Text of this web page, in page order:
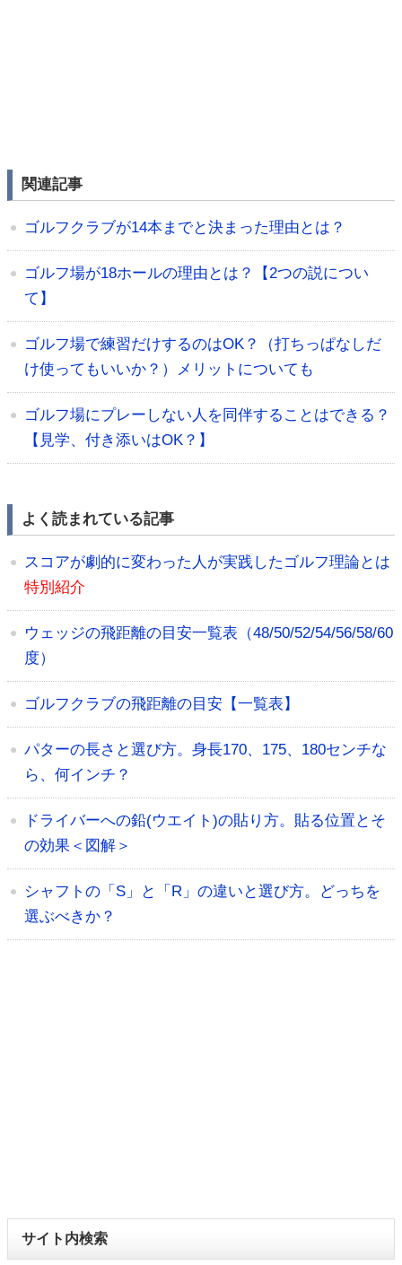
関連記事
ゴルフクラブが14本までと決まった理由とは？
ゴルフ場が18ホールの理由とは？【2つの説につい
て】
ゴルフ場で練習だけするのはOK？（打ちっぱなしだ
け使ってもいいか？）メリットについても
ゴルフ場にプレーしない人を同伴することはできる？
【見学、付き添いはOK？】
よく読まれている記事
スコアが劇的に変わった人が実践したゴルフ理論とは
特別紹介
ウェッジの飛距離の目安一覧表（48/50/52/54/56/58/60
度）
ゴルフクラブの飛距離の目安【一覧表】
パターの長さと選び方。身長170、175、180センチな
ら、何インチ？
ドライバーへの鉛(ウエイト)の貼り方。貼る位置とそ
の効果＜図解＞
シャフトの「S」と「R」の違いと選び方。どっちを
選ぶべきか？
サイト内検索